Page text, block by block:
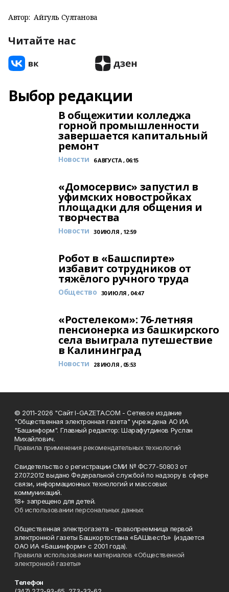
Автор: Айгуль Султанова
Читайте нас
Выбор редакции
В общежитии колледжа
горной промышленности
завершается капитальный
ремонт
Новости 6 АВГУСТА , 06:15
«Домосервис» запустил в
уфимских новостройках
площадки для общения и
творчества
Новости 30 ИЮЛЯ , 12:59
Робот в «Башспирте»
избавит сотрудников от
тяжёлого ручного труда
Общество 30 ИЮЛЯ , 04:47
«Ростелеком»: 76-летняя
пенсионерка из башкирского
села выиграла путешествие
в Калининград
Новости 28 ИЮЛЯ , 05:53
© 2011-2026 "Сайт I-GAZETA.COM - Сетевое издание
"Общественная электронная газета" учреждена АО ИА
"Башинформ". Главный редактор: Шарафутдинов Руслан
Михайлович.
Правила применения рекомендательных технологий
Свидетельство о регистрации СМИ № ФС77-50803 от
27.07.2012 выдано Федеральной службой по надзору в сфере
связи, информационных технологий и массовых
коммуникаций.
18+ запрещено для детей.
Об использовании персональных данных
Общественная электрогазета - правопреемница первой
электронной газеты Башкортостана «БАШвестЪ» (издается
ОАО ИА «Башинформ» с 2001 года).
Правила использования материалов «Общественной
электронной газеты»
Телефон